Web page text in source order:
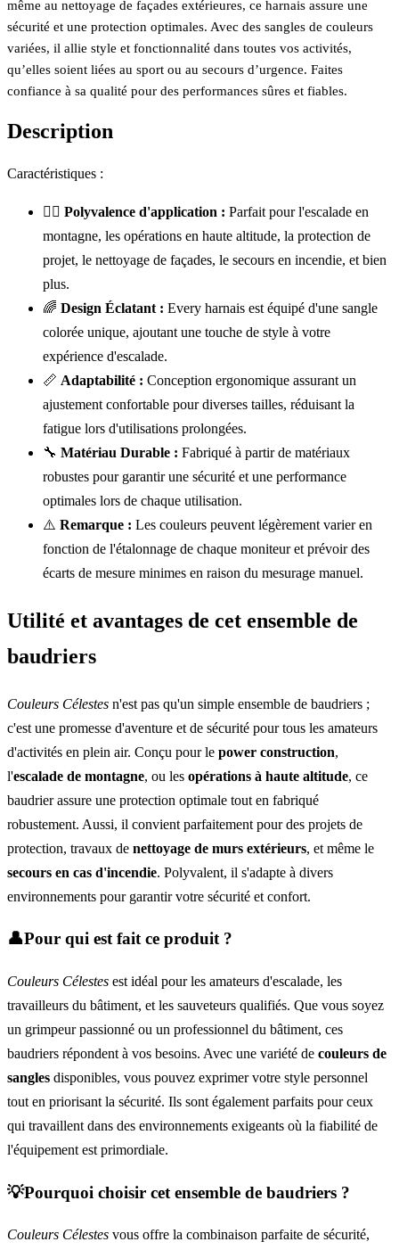
même au nettoyage de façades extérieures, ce harnais assure une
sécurité et une protection optimales. Avec des sangles de couleurs
variées, il allie style et fonctionnalité dans toutes vos activités,
qu’elles soient liées au sport ou au secours d’urgence. Faites
confiance à sa qualité pour des performances sûres et fiables.
Description
Caractéristiques :
🧗‍♀️ Polyvalence d'application : Parfait pour l'escalade en
montagne, les opérations en haute altitude, la protection de
projet, le nettoyage de façades, le secours en incendie, et bien
plus.
🌈 Design Éclatant : Every harnais est équipé d'une sangle
colorée unique, ajoutant une touche de style à votre
expérience d'escalade.
📏 Adaptabilité : Conception ergonomique assurant un
ajustement confortable pour diverses tailles, réduisant la
fatigue lors d'utilisations prolongées.
🔧 Matériau Durable : Fabriqué à partir de matériaux
robustes pour garantir une sécurité et une performance
optimales lors de chaque utilisation.
⚠️ Remarque : Les couleurs peuvent légèrement varier en
fonction de l'étalonnage de chaque moniteur et prévoir des
écarts de mesure minimes en raison du mesurage manuel.
Utilité et avantages de cet ensemble de
baudriers
Couleurs Célestes n'est pas qu'un simple ensemble de baudriers ;
c'est une promesse d'aventure et de sécurité pour tous les amateurs
d'activités en plein air. Conçu pour le power construction,
l'escalade de montagne, ou les opérations à haute altitude, ce
baudrier assure une protection optimale tout en fabriqué
robustement. Aussi, il convient parfaitement pour des projets de
protection, travaux de nettoyage de murs extérieurs, et même le
secours en cas d'incendie. Polyvalent, il s'adapte à divers
environnements pour garantir votre sécurité et confort.
👤Pour qui est fait ce produit ?
Couleurs Célestes est idéal pour les amateurs d'escalade, les
travailleurs du bâtiment, et les sauveteurs qualifiés. Que vous soyez
un grimpeur passionné ou un professionnel du bâtiment, ces
baudriers répondent à vos besoins. Avec une variété de couleurs de
sangles disponibles, vous pouvez exprimer votre style personnel
tout en priorisant la sécurité. Ils sont également parfaits pour ceux
qui travaillent dans des environnements exigeants où la fiabilité de
l'équipement est primordiale.
💡Pourquoi choisir cet ensemble de baudriers ?
Couleurs Célestes vous offre la combinaison parfaite de sécurité,